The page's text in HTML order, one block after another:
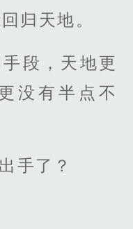
归天地。
段，天地更
没有半点不
手了？